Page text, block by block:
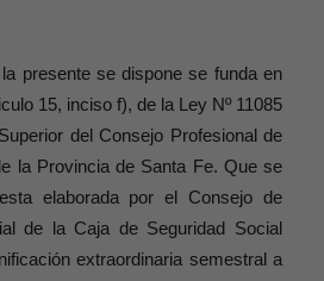
presente se dispone se funda en
15, inciso f), de la Ley Nº 11085
del Consejo Profesional de
la Provincia de Santa Fe. Que se
elaborada por el Consejo de
de la Caja de Seguridad Social
extraordinaria semestral a